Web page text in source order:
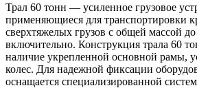
Трал 60 тонн — усиленное грузовое
применяющиеся для транспортировки
сверхтяжелых грузов с общей массой
включительно. Конструкция трала 60
наличие укрепленной основной рамы,
колес. Для надежной фиксации
оснащается специализированной